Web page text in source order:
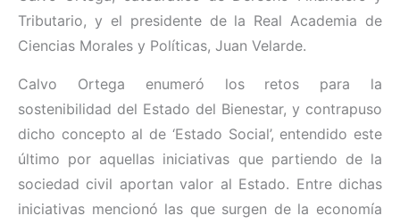
Tributario, y el presidente de la Real Academia de
Ciencias Morales y Políticas, Juan Velarde.
Calvo Ortega enumeró los retos para la
sostenibilidad del Estado del Bienestar, y contrapuso
dicho concepto al de ‘Estado Social’, entendido este
último por aquellas iniciativas que partiendo de la
sociedad civil aportan valor al Estado. Entre dichas
iniciativas mencionó las que surgen de la economía